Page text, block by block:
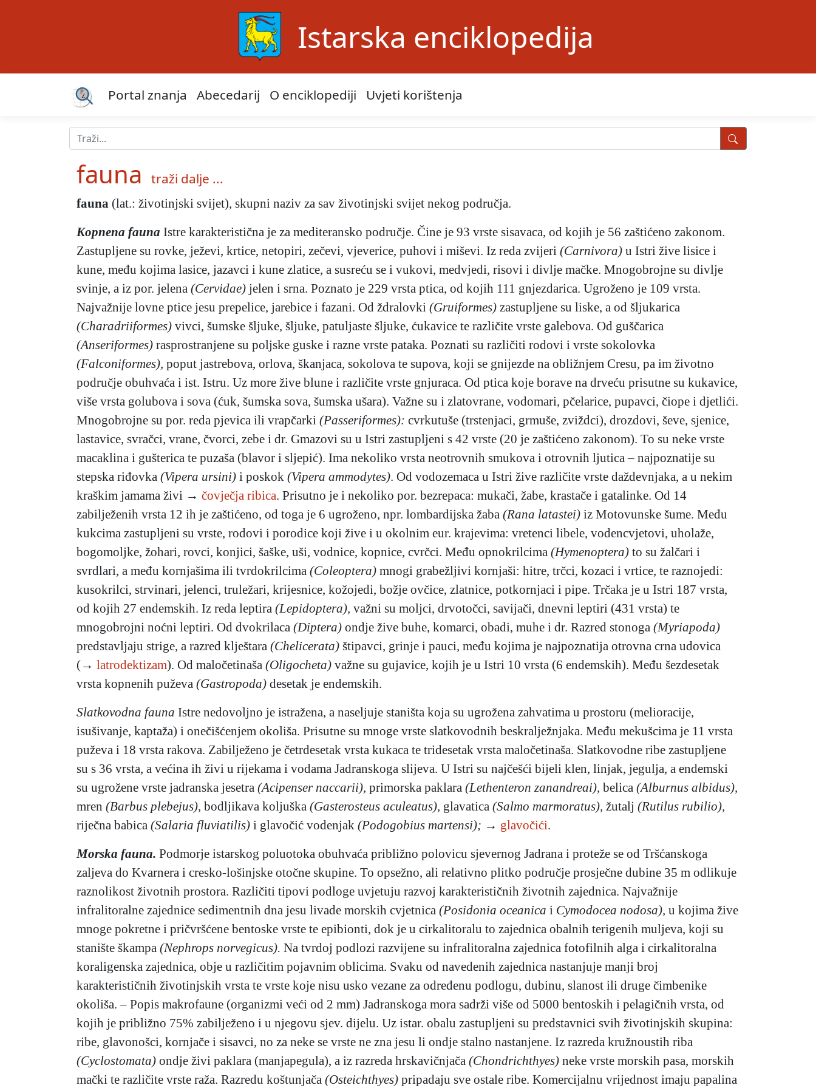
Istarska enciklopedija
Portal znanja Abecedarij O enciklopediji Uvjeti korištenja
fauna traži dalje ...
fauna (lat.: životinjski svijet), skupni naziv za sav životinjski svijet nekog područja.
Kopnena fauna Istre karakteristična je za mediteransko područje. Čine je 93 vrste sisavaca, od kojih je 56 zaštićeno zakonom.
Zastupljene su rovke, ježevi, krtice, netopiri, zečevi, vjeverice, puhovi i miševi. Iz reda zvijeri (Carnivora) u Istri žive lisice i
kune, među kojima lasice, jazavci i kune zlatice, a susreću se i vukovi, medvjedi, risovi i divlje mačke. Mnogobrojne su divlje
svinje, a iz por. jelena (Cervidae) jelen i srna. Poznato je 229 vrsta ptica, od kojih 111 gnjezdarica. Ugroženo je 109 vrsta.
Najvažnije lovne ptice jesu prepelice, jarebice i fazani. Od ždralovki (Gruiformes) zastupljene su liske, a od šljukarica
(Charadriiformes) vivci, šumske šljuke, šljuke, patuljaste šljuke, ćukavice te različite vrste galebova. Od guščarica
(Anseriformes) rasprostranjene su poljske guske i razne vrste pataka. Poznati su različiti rodovi i vrste sokolovka
(Falconiformes), poput jastrebova, orlova, škanjaca, sokolova te supova, koji se gnijezde na obližnjem Cresu, pa im životno
područje obuhvaća i ist. Istru. Uz more žive blune i različite vrste gnjuraca. Od ptica koje borave na drveću prisutne su kukavice,
više vrsta golubova i sova (ćuk, šumska sova, šumska ušara). Važne su i zlatovrane, vodomari, pčelarice, pupavci, čiope i djetlići.
Mnogobrojne su por. reda pjevica ili vrapčarki (Passeriformes): cvrkutuše (trstenjaci, grmuše, zviždci), drozdovi, ševe, sjenice,
lastavice, svračci, vrane, čvorci, zebe i dr. Gmazovi su u Istri zastupljeni s 42 vrste (20 je zaštićeno zakonom). To su neke vrste
macaklina i gušterica te puzaša (blavor i sljepić). Ima nekoliko vrsta neotrovnih smukova i otrovnih ljutica – najpoznatije su
stepska riđovka (Vipera ursini) i poskok (Vipera ammodytes). Od vodozemaca u Istri žive različite vrste daždevnjaka, a u nekim
kraškim jamama živi → čovječja ribica. Prisutno je i nekoliko por. bezrepaca: mukači, žabe, krastače i gatalinke. Od 14
zabilježenih vrsta 12 ih je zaštićeno, od toga je 6 ugroženo, npr. lombardijska žaba (Rana latastei) iz Motovunske šume. Među
kukcima zastupljeni su vrste, rodovi i porodice koji žive i u okolnim eur. krajevima: vretenci libele, vodencvjetovi, uholaže,
bogomoljke, žohari, rovci, konjici, šaške, uši, vodnice, kopnice, cvrčci. Među opnokrilcima (Hymenoptera) to su žalčari i
svrdlari, a među kornjašima ili tvrdokrilcima (Coleoptera) mnogi grabežljivi kornjaši: hitre, trčci, kozaci i vrtice, te raznojedi:
kusokrilci, strvinari, jelenci, truležari, krijesnice, kožojedi, božje ovčice, zlatnice, potkornjaci i pipe. Trčaka je u Istri 187 vrsta,
od kojih 27 endemskih. Iz reda leptira (Lepidoptera), važni su moljci, drvotočci, savijači, dnevni leptiri (431 vrsta) te
mnogobrojni noćni leptiri. Od dvokrilaca (Diptera) ondje žive buhe, komarci, obadi, muhe i dr. Razred stonoga (Myriapoda)
predstavljaju strige, a razred klještara (Chelicerata) štipavci, grinje i pauci, među kojima je najpoznatija otrovna crna udovica
(→ latrodektizam). Od maločetinaša (Oligocheta) važne su gujavice, kojih je u Istri 10 vrsta (6 endemskih). Među šezdesetak
vrsta kopnenih puževa (Gastropoda) desetak je endemskih.
Slatkovodna fauna Istre nedovoljno je istražena, a naseljuje staništa koja su ugrožena zahvatima u prostoru (melioracije,
isušivanje, kaptaža) i onečišćenjem okoliša. Prisutne su mnoge vrste slatkovodnih beskralježnjaka. Među mekušcima je 11 vrsta
puževa i 18 vrsta rakova. Zabilježeno je četrdesetak vrsta kukaca te tridesetak vrsta maločetinaša. Slatkovodne ribe zastupljene
su s 36 vrsta, a većina ih živi u rijekama i vodama Jadranskoga slijeva. U Istri su najčešći bijeli klen, linjak, jegulja, a endemski
su ugrožene vrste jadranska jesetra (Acipenser naccarii), primorska paklara (Lethenteron zanandreai), belica (Alburnus albidus),
mren (Barbus plebejus), bodljikava koljuška (Gasterosteus aculeatus), glavatica (Salmo marmoratus), žutalj (Rutilus rubilio),
riječna babica (Salaria fluviatilis) i glavočić vodenjak (Podogobius martensi); → glavočići.
Morska fauna. Podmorje istarskog poluotoka obuhvaća približno polovicu sjevernog Jadrana i proteže se od Tršćanskoga
zaljeva do Kvarnera i cresko-lošinjske otočne skupine. To opsežno, ali relativno plitko područje prosječne dubine 35 m odlikuje
raznolikost životnih prostora. Različiti tipovi podloge uvjetuju razvoj karakterističnih životnih zajednica. Najvažnije
infralitoralne zajednice sedimentnih dna jesu livade morskih cvjetnica (Posidonia oceanica i Cymodocea nodosa), u kojima žive
mnoge pokretne i pričvršćene bentoske vrste te epibionti, dok je u cirkalitoralu to zajednica obalnih terigenih muljeva, koji su
stanište škampa (Nephrops norvegicus). Na tvrdoj podlozi razvijene su infralitoralna zajednica fotofilnih alga i cirkalitoralna
koraligenska zajednica, obje u različitim pojavnim oblicima. Svaku od navedenih zajednica nastanjuje manji broj
karakterističnih životinjskih vrsta te vrste koje nisu usko vezane za određenu podlogu, dubinu, slanost ili druge čimbenike
okoliša. – Popis makrofaune (organizmi veći od 2 mm) Jadranskoga mora sadrži više od 5000 bentoskih i pelagičnih vrsta, od
kojih je približno 75% zabilježeno i u njegovu sjev. dijelu. Uz istar. obalu zastupljeni su predstavnici svih životinjskih skupina:
ribe, glavonošci, kornjače i sisavci, no za neke se vrste ne zna jesu li ondje stalno nastanjene. Iz razreda kružnoustih riba
(Cyclostomata) ondje živi paklara (manjapegula), a iz razreda hrskavičnjača (Chondrichthyes) neke vrste morskih pasa, morskih
mački te različite vrste raža. Razredu koštunjača (Osteichthyes) pripadaju sve ostale ribe. Komercijalnu vrijednost imaju papalina